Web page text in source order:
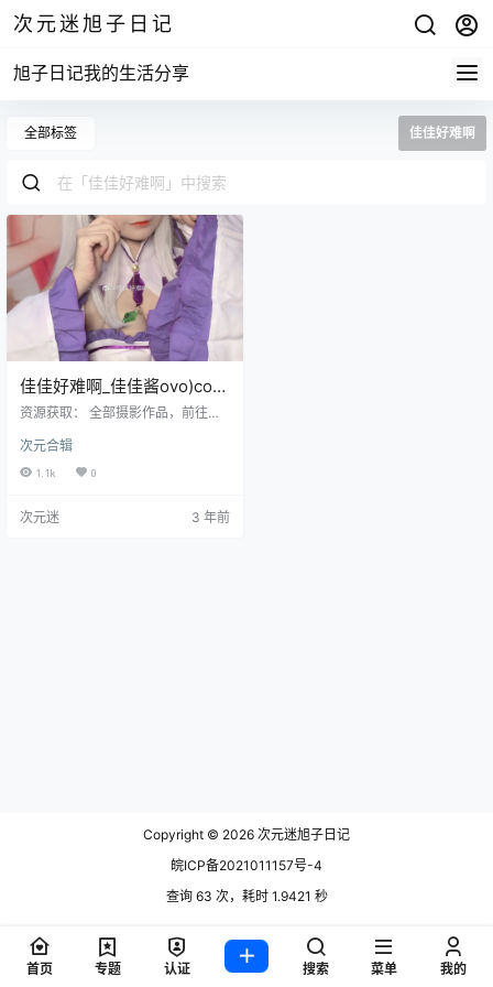
次元迷旭子日记
旭子日记我的生活分享
全部标签 佳佳好难啊
佳佳好难啊_佳佳酱ovo)cos
写真合集
资源获取： 全部摄影作品，前往获
难啊的这昵称其实是反应了当代年
轻人压力过大、生活不易的一个痛
的颜值以及身材。首先是封面图左
次元合辑
1.1k 0
次元迷 3 年前
Copyright © 2026 次元迷旭子日记
皖ICP备2021011157号-4
查询 63 次，耗时 1.9421 秒
首页 专题 认证 搜索 菜单 我的